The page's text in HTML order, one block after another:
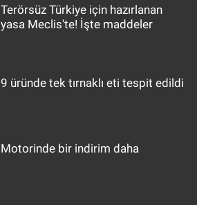
Terörsüz Türkiye için hazırlanan
yasa Meclis'te! İşte maddeler
9 üründe tek tırnaklı eti tespit edildi
Motorinde bir indirim daha